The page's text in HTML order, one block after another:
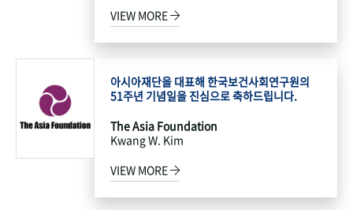
VIEW MORE
아시아재단을 대표해 한국보건사회연구원의
51주년 기념일을 진심으로 축하드립니다.
The Asia Foundation
Kwang W. Kim
VIEW MORE